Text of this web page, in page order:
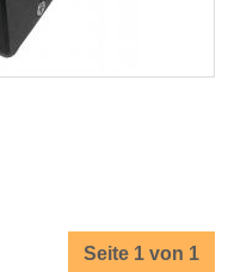
Seite 1 von 1